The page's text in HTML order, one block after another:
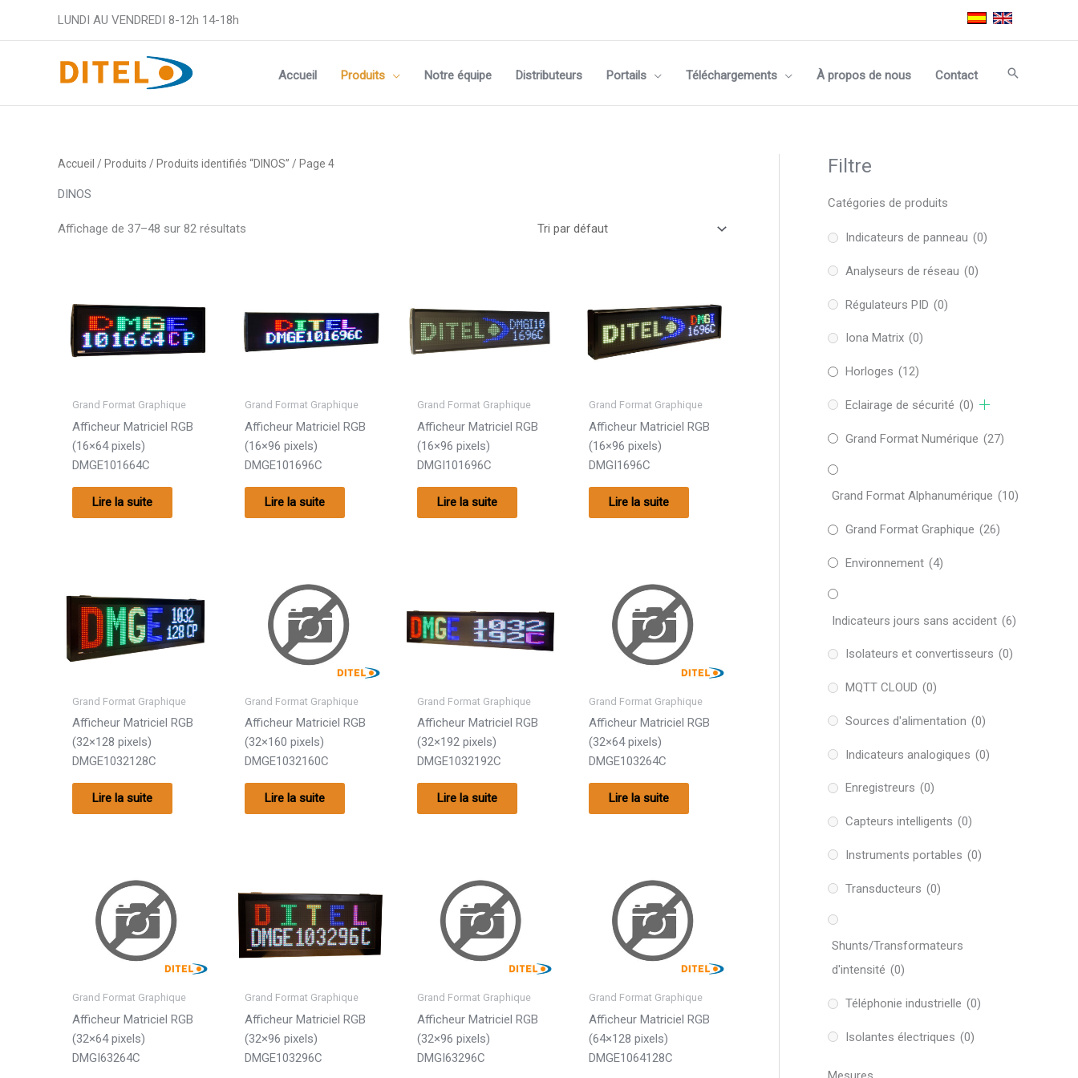
LUNDI AU VENDREDI 8-12h 14-18h
Accueil Produits Notre équipe Distributeurs Portails Téléchargements À propos de nous Contact
Accueil / Produits / Produits identifiés “DINOS” / Page 4
DINOS
Affichage de 37–48 sur 82 résultats
Grand Format Graphique
Afficheur Matriciel RGB
(16×64 pixels)
DMGE101664C
Lire la suite
Grand Format Graphique
Afficheur Matriciel RGB
(16×96 pixels)
DMGE101696C
Lire la suite
Grand Format Graphique
Afficheur Matriciel RGB
(16×96 pixels)
DMGI101696C
Lire la suite
Grand Format Graphique
Afficheur Matriciel RGB
(16×96 pixels)
DMGI1696C
Lire la suite
Grand Format Graphique
Afficheur Matriciel RGB
(32×128 pixels)
DMGE1032128C
Lire la suite
Grand Format Graphique
Afficheur Matriciel RGB
(32×160 pixels)
DMGE1032160C
Lire la suite
Grand Format Graphique
Afficheur Matriciel RGB
(32×192 pixels)
DMGE1032192C
Lire la suite
Grand Format Graphique
Afficheur Matriciel RGB
(32×64 pixels)
DMGE103264C
Lire la suite
Grand Format Graphique
Afficheur Matriciel RGB
(32×64 pixels)
DMGI63264C
Grand Format Graphique
Afficheur Matriciel RGB
(32×96 pixels)
DMGE103296C
Grand Format Graphique
Afficheur Matriciel RGB
(32×96 pixels)
DMGI63296C
Grand Format Graphique
Afficheur Matriciel RGB
(64×128 pixels)
DMGE1064128C
Filtre
Catégories de produits
Indicateurs de panneau (0)
Analyseurs de réseau (0)
Régulateurs PID (0)
Iona Matrix (0)
Horloges (12)
Eclairage de sécurité (0)
Grand Format Numérique (27)
Grand Format Alphanumérique (10)
Grand Format Graphique (26)
Environnement (4)
Indicateurs jours sans accident (6)
Isolateurs et convertisseurs (0)
MQTT CLOUD (0)
Sources d'alimentation (0)
Indicateurs analogiques (0)
Enregistreurs (0)
Capteurs intelligents (0)
Instruments portables (0)
Transducteurs (0)
Shunts/Transformateurs
d'intensité (0)
Téléphonie industrielle (0)
Isolantes électriques (0)